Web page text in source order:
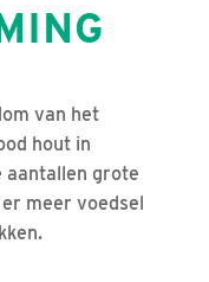
van het
hout in
aantallen grote
meer voedsel